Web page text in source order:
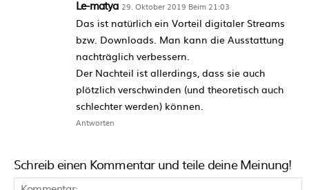
Le-matya 29. Oktober 2019 Beim 21:03
Das ist natürlich ein Vorteil digitaler Streams
bzw. Downloads. Man kann die Ausstattung
nachträglich verbessern.
Der Nachteil ist allerdings, dass sie auch
plötzlich verschwinden (und theoretisch auch
schlechter werden) können.
Antworten
Schreib einen Kommentar und teile deine Meinung!